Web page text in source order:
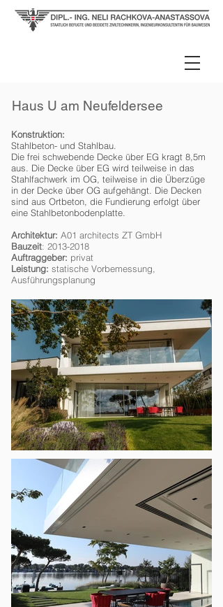
Haus U am Neufeldersee
Konstruktion:
Stahlbeton- und Stahlbau.
Die frei schwebende Decke über EG kragt 8,5m
aus. Die Decke über EG wird teilweise in das
Stahlfachwerk im OG, teilweise in die Überzüge
in der Decke über OG aufgehängt. Die Decken
sind aus Ortbeton, die Fundierung erfolgt über
eine Stahlbetonbodenplatte.
Architektur: A01 architects ZT GmbH
Bauzeit: 2013-2018
Auftraggeber: privat
Leistung: statische Vorbemessung,
Ausführungsplanung